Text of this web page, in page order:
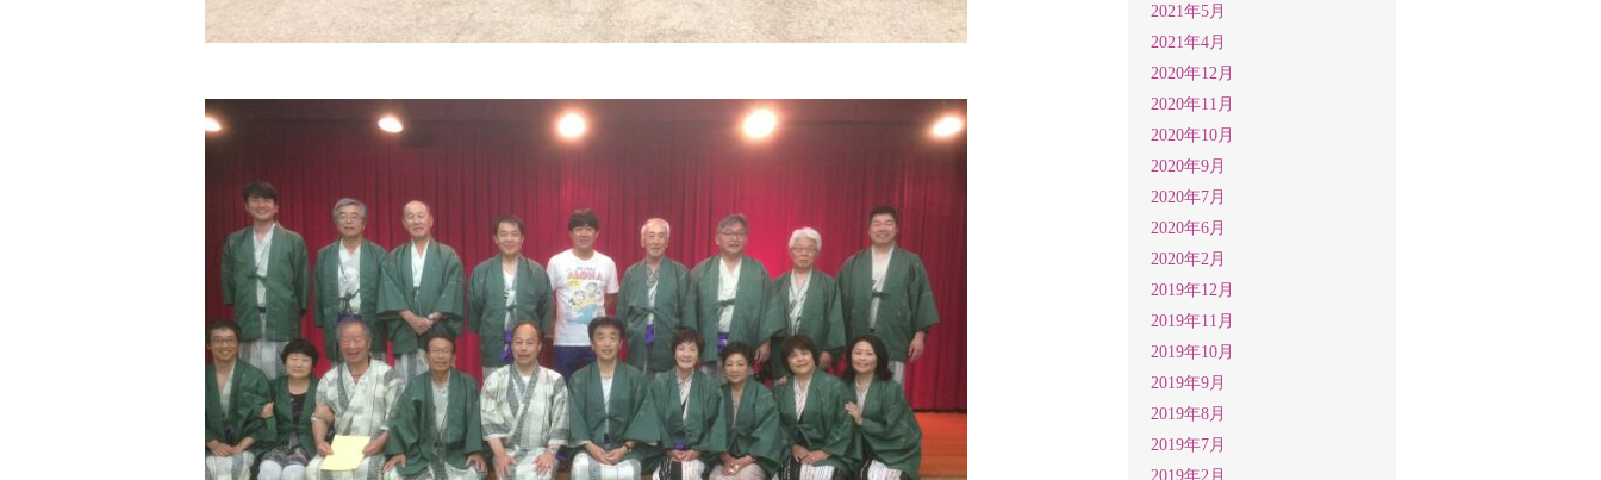
2021年5月
2021年4月
2020年12月
2020年11月
2020年10月
2020年9月
2020年7月
2020年6月
2020年2月
2019年12月
2019年11月
2019年10月
2019年9月
2019年8月
2019年7月
2019年2月